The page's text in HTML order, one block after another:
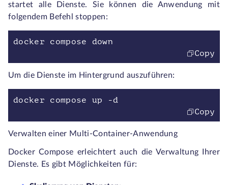
startet alle Dienste. Sie können die Anwendung mit
folgendem Befehl stoppen:
docker compose down
Copy
Um die Dienste im Hintergrund auszuführen:
docker compose up -d
Copy
Verwalten einer Multi-Container-Anwendung
Docker Compose erleichtert auch die Verwaltung Ihrer
Dienste. Es gibt Möglichkeiten für: